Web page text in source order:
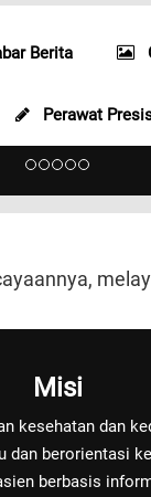
Berita
Perawat
Misi
kesehatan dan
dan berorientasi
berbasis